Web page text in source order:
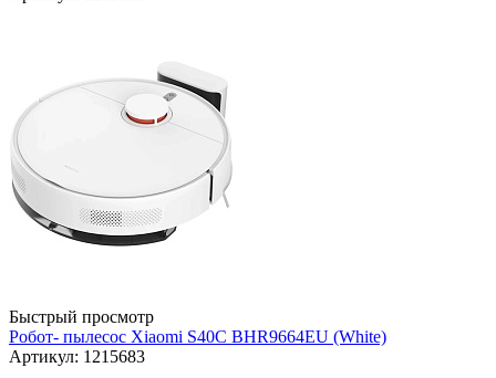
Быстрый просмотр
Робот- пылесос Xiaomi S40C BHR9664EU (White)
Артикул: 1215683